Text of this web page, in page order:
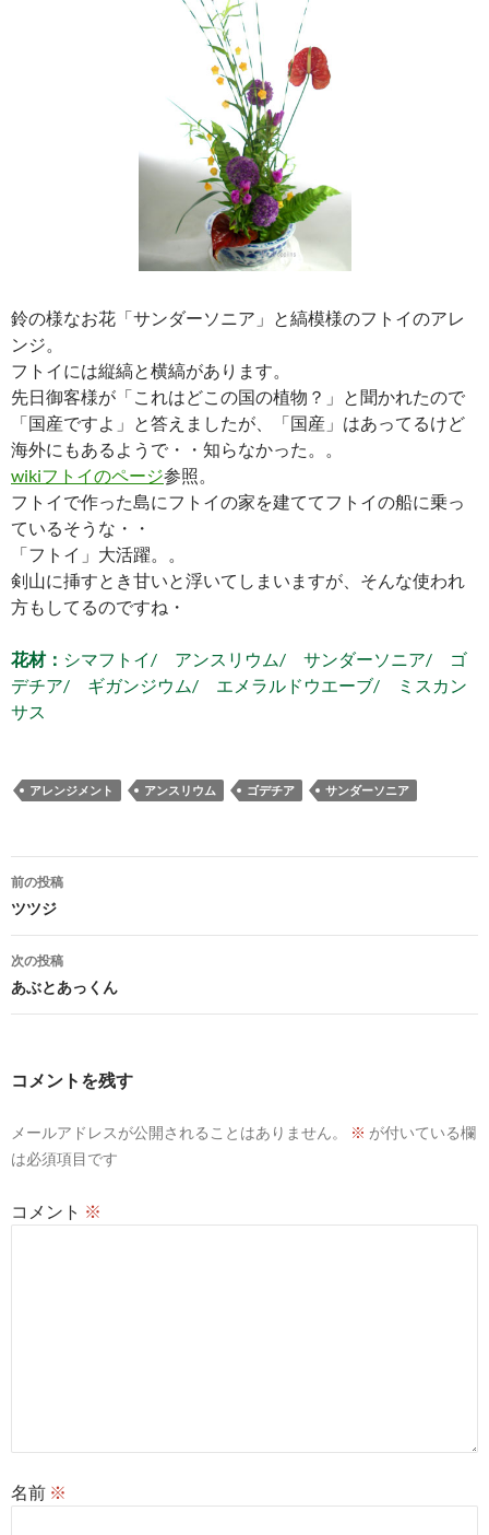
鈴の様なお花「サンダーソニア」と縞模様のフトイのアレ
ンジ。
フトイには縦縞と横縞があります。
先日御客様が「これはどこの国の植物？」と聞かれたので
「国産ですよ」と答えましたが、「国産」はあってるけど
海外にもあるようで・・知らなかった。。
wikiフトイのページ参照。
フトイで作った島にフトイの家を建ててフトイの船に乗っ
ているそうな・・
「フトイ」大活躍。。
剣山に挿すとき甘いと浮いてしまいますが、そんな使われ
方もしてるのですね・
花材： シマフトイ/ アンスリウム/ サンダーソニア/ ゴ
デチア/ ギガンジウム/ エメラルドウエーブ/ ミスカン
サス
アレンジメント アンスリウム ゴデチア サンダーソニア
投
稿
ナ
ビ
ョ
前の投稿
ツツジ
次の投稿
あぶとあっくん
コメントを残す
メールアドレスが公開されることはありません。 ※ が付いている欄
は必須項目です
コメント ※
名前 ※